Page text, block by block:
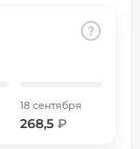
18 сентября
268,5₽